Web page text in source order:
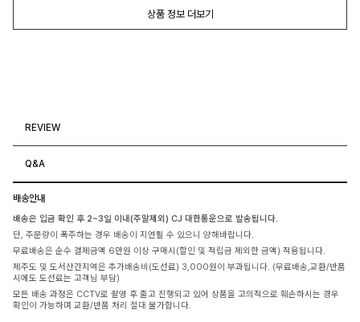
상품 정보 더보기
REVIEW
Q&A
배송안내
배송은 입금 확인 후 2~3일 이내(주말제외) CJ 대한통운으로 발송됩니다.
단, 주문량이 폭주하는 경우 배송이 지연될 수 있으니 양해바랍니다.
무료배송은 순수 결제금액 6만원 이상 구매시(할인 및 적립금 제외한 금액) 적용됩니다.
제주도 및 도서산간지역은 추가배송비(도선료) 3,000원이 부과됩니다. (무료배송,교환/반품
시에도 도선료는 고객님 부담)
모든 배송 과정은 CCTV로 촬영 후 출고 진행되고 있어 상품을 고의적으로 훼손하시는 경우
확인이 가능하며 교환/반품 처리 절대 불가합니다.